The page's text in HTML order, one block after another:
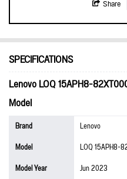
Share
SPECIFICATIONS
Lenovo LOQ 15APH8-
Model
Brand
Lenovo
Model
LOQ 15APH8-
Model Year
Jun 2023